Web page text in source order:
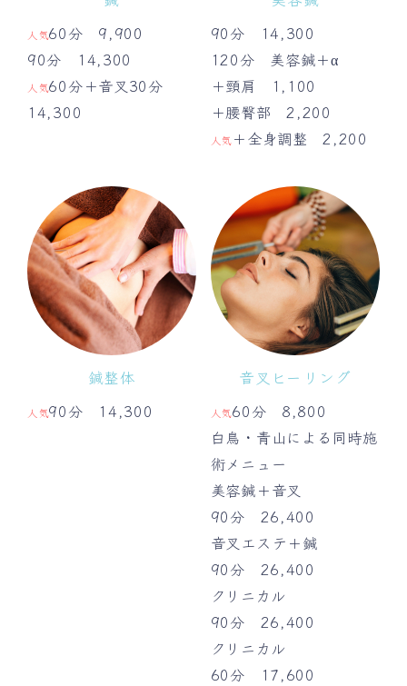
人気60分 9,900
90分 14,300
人気60分＋音叉30分
14,300
90分 14,300
120分 美容鍼＋α
＋頸肩 1,100
＋腰臀部 2,200
人気＋全身調整 2,200
鍼整体
人気90分 14,300
音叉ヒーリング
人気60分 8,800
白鳥・青山による同時施
術メニュー
美容鍼＋音叉
90分 26,400
音叉エステ＋鍼
90分 26,400
クリニカル
90分 26,400
クリニカル
60分 17,600